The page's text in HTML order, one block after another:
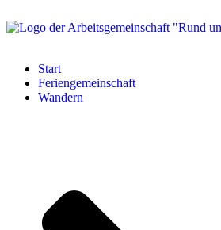
Start
Feriengemeinschaft
Wandern